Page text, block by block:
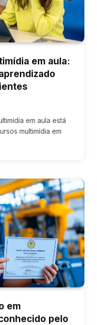
em aula:
em aula está
multimídia em
em
pelo